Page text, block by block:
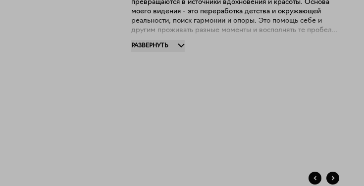
превращаются в источники вдохновения и красоты. Основа
моего видения - это переработка детства и окружающей
реальности, поиск гармонии и опоры. Это помощь себе и
другим проживать разные моменты и восполнять те пробелы
можно продолжать жить в розовых очках. Можно просто
РАЗВЕРНУТЬ